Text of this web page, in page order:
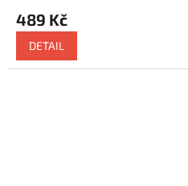
489 Kč
DETAIL